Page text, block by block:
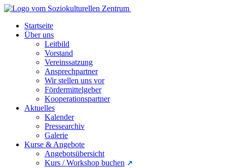
Startseite
Über uns
Leitbild
Vorstand
Vereinssatzung
Ansprechpartner
Wir stellen uns vor
Fördermittelgeber
Kooperationspartner
Aktuelles
Kalender
Pressearchiv
Galerie
Kurse & Angebote
Angebotsübersicht
Kurs / Workshop buchen